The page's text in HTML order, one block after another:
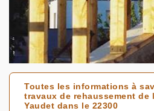
Toutes les informations à
travaux de rehaussement de
Yaudet dans le 22300